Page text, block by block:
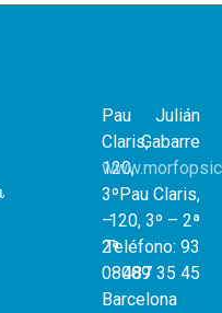
Pau
Claris,
120,
3º
–
2ª
08009
Barcelona
Julián
Gabarre
Pau Claris,
120, 3º – 2ª
Teléfono: 93
487 35 45